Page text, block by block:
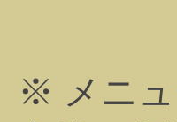
※ メニュ